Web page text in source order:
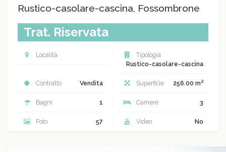
Rustico-casolare-cascina, Fossombrone
Trat. Riservata
Località
Tipologia
Rustico-casolare-cascina
Contratto Vendita Superficie 256.00 m2
Bagni 1 Camere 3
Foto 57 Video No